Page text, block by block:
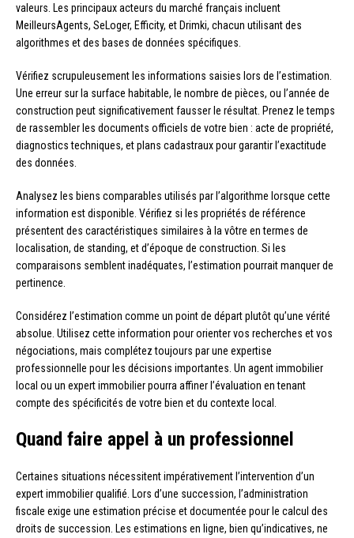
valeurs. Les principaux acteurs du marché français incluent
MeilleursAgents, SeLoger, Efficity, et Drimki, chacun utilisant des
algorithmes et des bases de données spécifiques.
Vérifiez scrupuleusement les informations saisies lors de l’estimation.
Une erreur sur la surface habitable, le nombre de pièces, ou l’année de
construction peut significativement fausser le résultat. Prenez le temps
de rassembler les documents officiels de votre bien : acte de propriété,
diagnostics techniques, et plans cadastraux pour garantir l’exactitude
des données.
Analysez les biens comparables utilisés par l’algorithme lorsque cette
information est disponible. Vérifiez si les propriétés de référence
présentent des caractéristiques similaires à la vôtre en termes de
localisation, de standing, et d’époque de construction. Si les
comparaisons semblent inadéquates, l’estimation pourrait manquer de
pertinence.
Considérez l’estimation comme un point de départ plutôt qu’une vérité
absolue. Utilisez cette information pour orienter vos recherches et vos
négociations, mais complétez toujours par une expertise
professionnelle pour les décisions importantes. Un agent immobilier
local ou un expert immobilier pourra affiner l’évaluation en tenant
compte des spécificités de votre bien et du contexte local.
Quand faire appel à un professionnel
Certaines situations nécessitent impérativement l’intervention d’un
expert immobilier qualifié. Lors d’une succession, l’administration
fiscale exige une estimation précise et documentée pour le calcul des
droits de succession. Les estimations en ligne, bien qu’indicatives, ne